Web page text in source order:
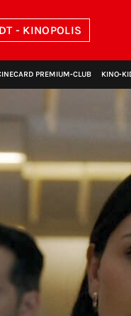
- KINOPOLIS
PREMIUM‑CLUB